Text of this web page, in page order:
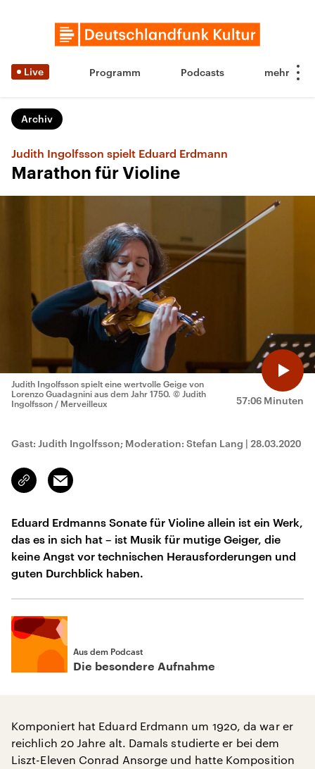
Live Programm Podcasts
Archiv
Judith Ingolfsson spielt Eduard Erdmann
Marathon für Violine
57:06 Minuten
Judith Ingolfsson spielt eine wertvolle Geige von
Lorenzo Guadagnini aus dem Jahr 1750. © Judith
Ingolfsson / Merveilleux
Gast: Judith Ingolfsson; Moderation: Stefan Lang | 28.03.2020
Link
kopieren/teilen
Email
Eduard Erdmanns Sonate für Violine allein ist ein Werk,
das es in sich hat – ist Musik für mutige Geiger, die
keine Angst vor technischen Herausforderungen und
guten Durchblick haben.
Aus dem Podcast
Die besondere Aufnahme
Komponiert hat Eduard Erdmann um 1920, da war er
reichlich 20 Jahre alt. Damals studierte er bei dem
Liszt-Eleven Conrad Ansorge und hatte Komposition